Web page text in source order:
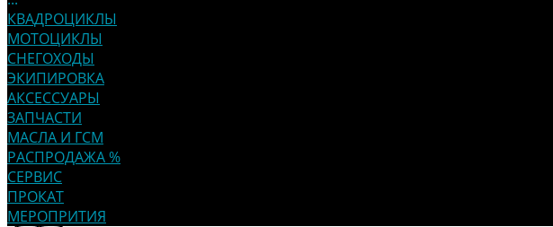
КВАДРОЦИКЛЫ
МОТОЦИКЛЫ
СНЕГОХОДЫ
ЭКИПИРОВКА
АКСЕССУАРЫ
ЗАПЧАСТИ
МАСЛА И ГСМ
РАСПРОДАЖА %
СЕРВИС
ПРОКАТ
МЕРОПРИТИЯ